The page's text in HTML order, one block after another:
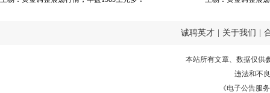
诚聘英才 关于我们
本站所有文章、数据仅供
违法和不
《电子公告服务